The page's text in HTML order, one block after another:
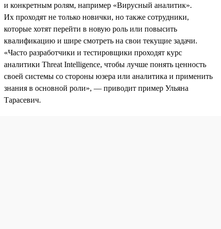
и конкретным ролям, например «Вирусный аналитик».
Их проходят не только новички, но также сотрудники,
которые хотят перейти в новую роль или повысить
квалификацию и шире смотреть на свои текущие задачи.
«Часто разработчики и тестировщики проходят курс
аналитики Threat Intelligence, чтобы лучше понять ценность
своей системы со стороны юзера или аналитика и применить
знания в основной роли», — приводит пример Ульяна
Тарасевич.